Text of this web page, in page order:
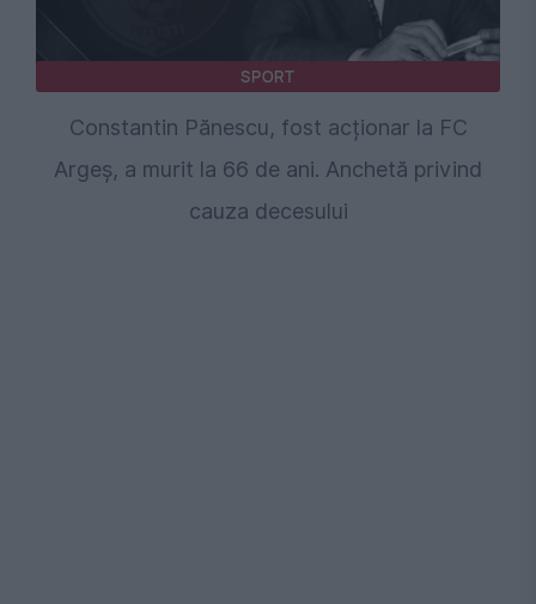
SPORT
Constantin Pănescu, fost acționar la FC
Argeș, a murit la 66 de ani. Anchetă privind
cauza decesului